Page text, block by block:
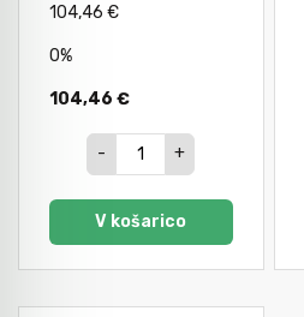
104,46 €
0%
104,46 €
- +
V košarico